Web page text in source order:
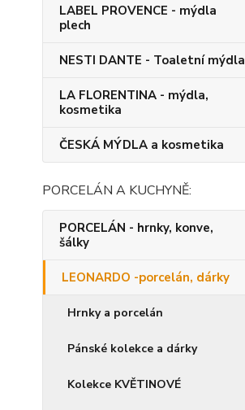
LABEL PROVENCE - mýdla
plech
NESTI DANTE - Toaletní mýdla
LA FLORENTINA - mýdla,
kosmetika
ČESKÁ MÝDLA a kosmetika
PORCELÁN A KUCHYNĚ:
PORCELÁN - hrnky, konve,
šálky
LEONARDO -porcelán, dárky
Hrnky a porcelán
Pánské kolekce a dárky
Kolekce KVĚTINOVÉ